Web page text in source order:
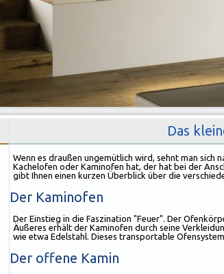
Das
Wenn es draußen ungemütlich wird, sehnt man sich
Kachelofen oder Kaminofen hat, der hat bei der
gibt Ihnen einen kurzen Überblick über die
Der Kaminofen
Der Einstieg in die Faszination "Feuer". Der
Äußeres erhält der Kaminofen durch seine
wie etwa Edelstahl. Dieses transportable
Der offene Kamin